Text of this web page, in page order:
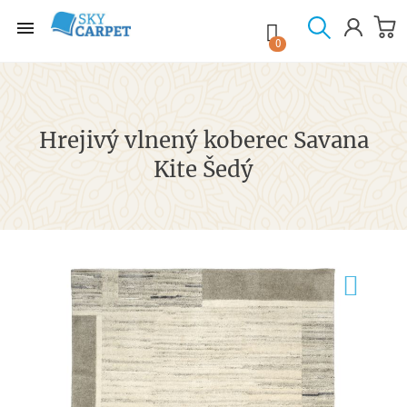
 shopping_cart

0
Hrejivý vlnený koberec Savana
Kite Šedý